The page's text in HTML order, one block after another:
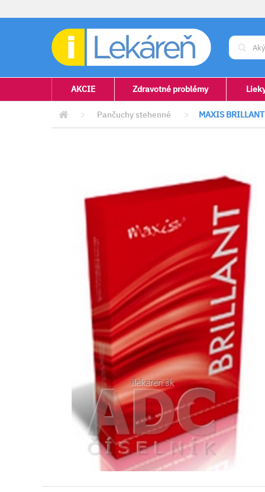
AKCIE Zdravotné problémy
> Pančuchy stehenné > MAXIS